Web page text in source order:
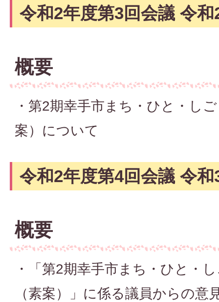
令和2年度第3回会議 令
概要
・第2期幸手市まち・ひと・し
案）について
令和2年度第4回会議 令
概要
・「第2期幸手市まち・ひと・
（素案）」に係る議員からの意